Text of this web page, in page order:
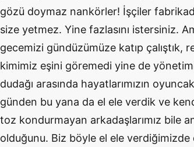
gözü doymaz nankörler! İşçiler
size yetmez. Yine fazlasını istersiniz.
gecemizi gündüzümüze katıp
kimimiz eşini göremedi yine de
dudağı arasında hayatlarımızın
günden bu yana da el ele verdik ve
toz kondurmayan arkadaşlarımız bile
olduğunu. Biz böyle el ele